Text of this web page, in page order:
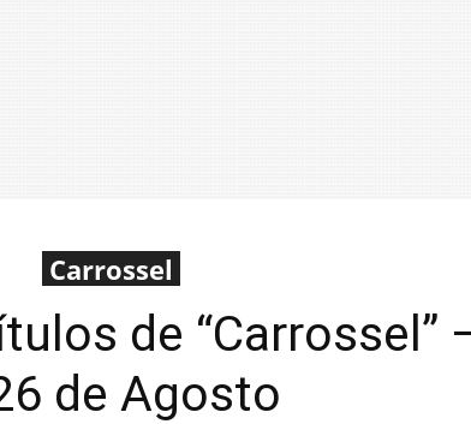
Carrossel
de “Carrossel”
de Agosto